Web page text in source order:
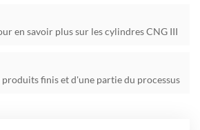
en savoir plus sur les cylindres CNG III
produits finis et d'une partie du processus